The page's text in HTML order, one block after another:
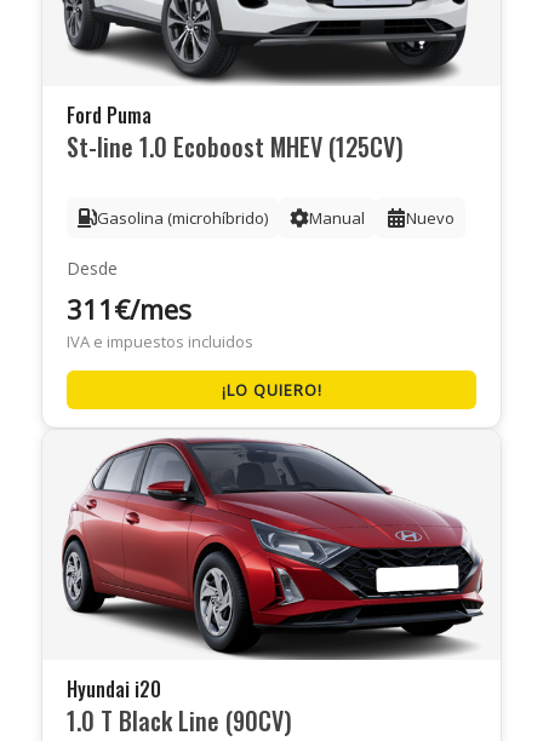
Ford Puma
St-line 1.0 Ecoboost MHEV (125CV)
Gasolina (microhíbrido) Manual Nuevo
Desde
311€/mes
IVA e impuestos incluidos
¡LO QUIERO!
Hyundai i20
1.0 T Black Line (90CV)